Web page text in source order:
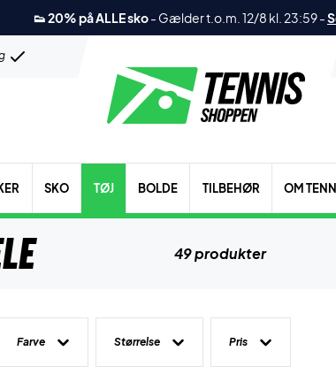
👟 20% på ALLE sko- Gælder t.o.m. 12/8 kl. 23:59-
SKO TØJ BOLDE TILBEHØR OM
49 produkter
Farve Størrelse Pris